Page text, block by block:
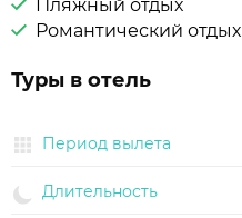
Пляжный отдых
Романтический отдых
Туры в отель
Период вылета
Длительность